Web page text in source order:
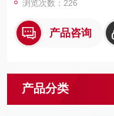
浏览次数：226
产品咨询
产品分类